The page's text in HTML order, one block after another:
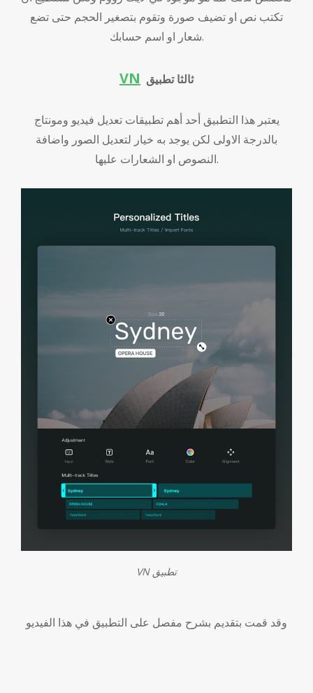
تكتب نص او تضيف صورة وتقوم بتصغير الحجم حتى تضع
شعار او اسم حسابك.
VN ثالثا تطبيق
يعتبر هذا التطبيق أحد أهم تطبيقات تعديل فيديو ومونتاج
بالدرجة الاولى لكن يوجد به خيار لتعديل الصور واضافة
النصوص او الشعارات عليها.
VN تطبيق
وقد قمت بتقديم بشرح مفصل على التطبيق في هذا الفيديو